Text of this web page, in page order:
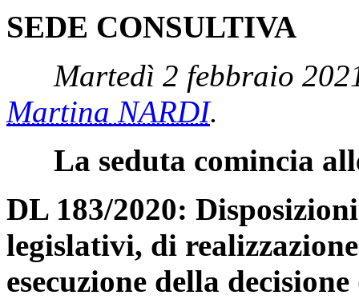
SEDE CONSULTIVA
Martedì 2 febbraio
Martina NARDI.
La seduta comincia
DL 183/2020:
legislativi, di
esecuzione della